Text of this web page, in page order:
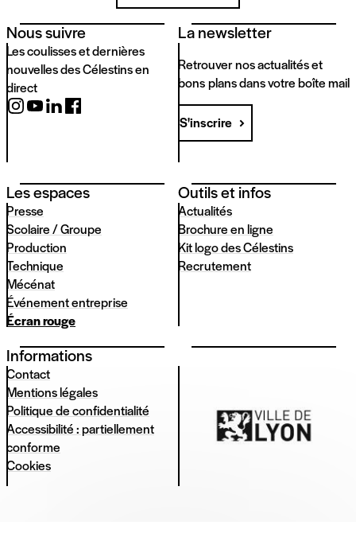
Nous suivre
Les coulisses et dernières
nouvelles des Célestins en
direct
La newsletter
Retrouver nos actualités et
bons plans dans votre boîte mail
S'inscrire
Les espaces
Presse
Scolaire / Groupe
Production
Technique
Mécénat
Événement entreprise
Écran rouge
Outils et infos
Actualités
Brochure en ligne
Kit logo des Célestins
Recrutement
Informations
Contact
Mentions légales
Politique de confidentialité
Accessibilité : partiellement
conforme
Cookies